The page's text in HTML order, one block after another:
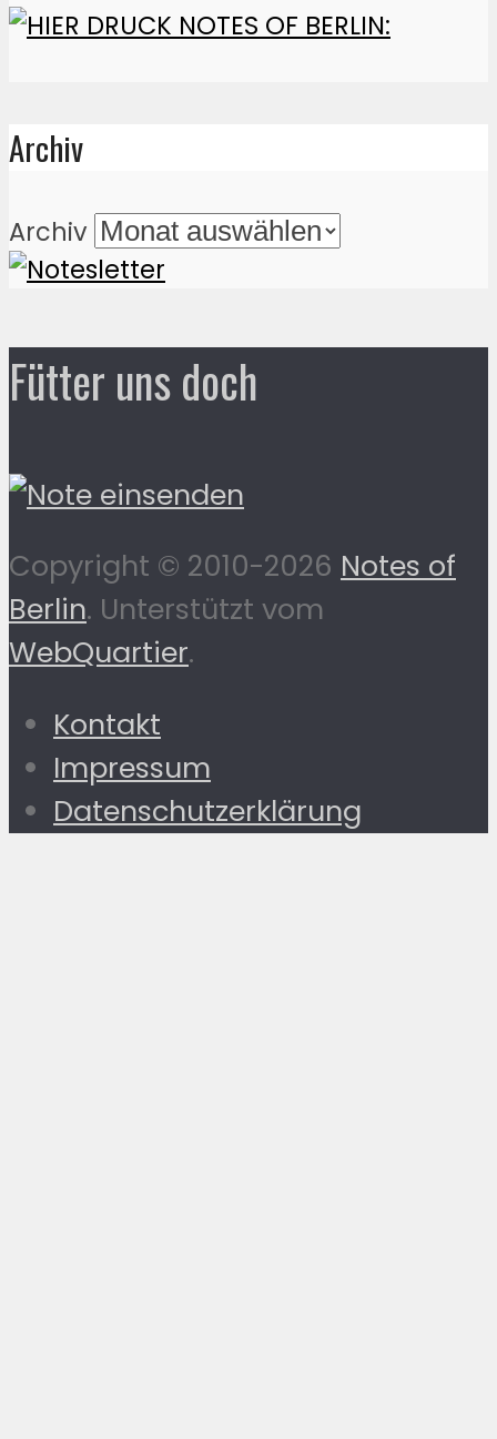
Archiv
Archiv
Fütter uns doch
Copyright © 2010-2026 Notes of
Berlin. Unterstützt vom
WebQuartier.
Kontakt
Impressum
Datenschutzerklärung